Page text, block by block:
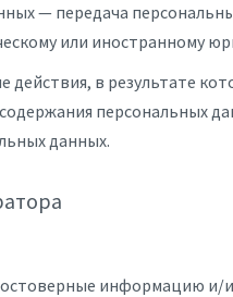
— передача
или иностранному
в результате
персональных
данных.
информацию